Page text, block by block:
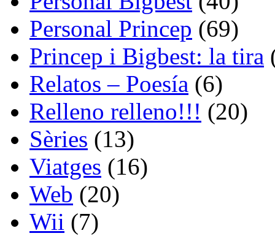
Personal Princep (69)
Princep i Bigbest: la tira
Relatos – Poesía (6)
Relleno relleno!!! (20)
Sèries (13)
Viatges (16)
Web (20)
Wii (7)